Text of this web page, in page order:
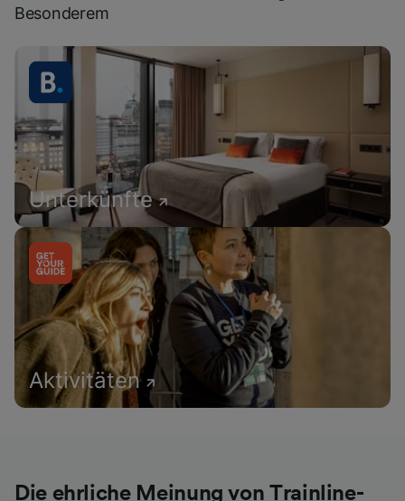
Besonderem
Unterkünfte
Aktivitäten
Die ehrliche Meinung von Trainline-